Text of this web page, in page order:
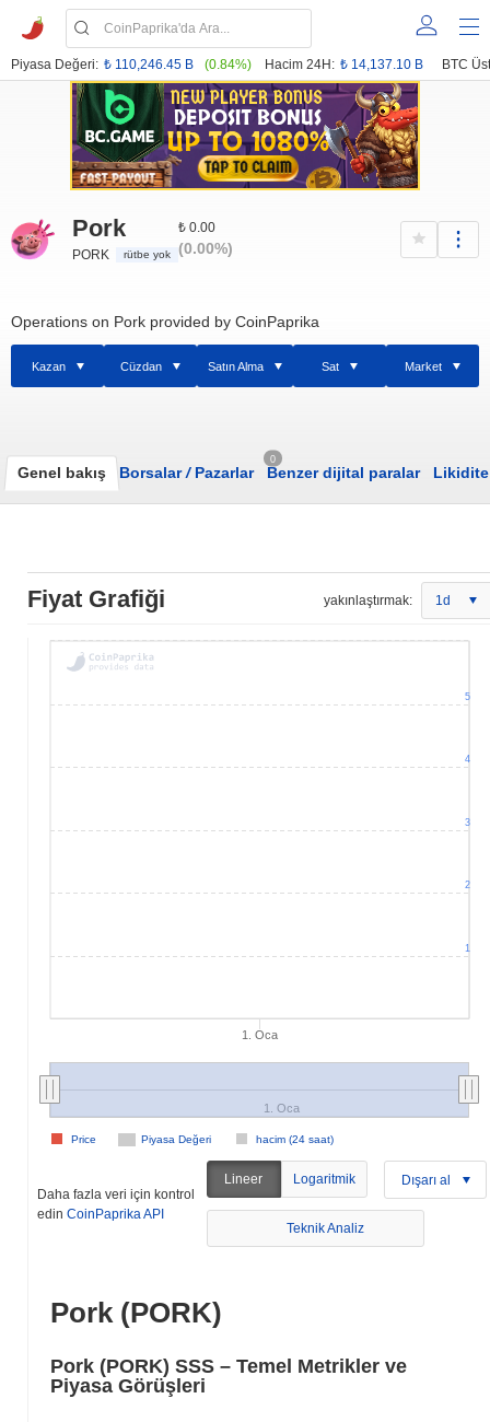
Piyasa Değeri: ₺ 110,246.45 B (0.84%) Hacim 24H: ₺ 14,137.10 B BTC
Pork
PORK rütbe yok
₺ 0.00
(0.00%)
Operations on Pork provided by CoinPaprika
Kazan Cüzdan Satın Alma Sat Market
Genel bakış Borsalar/Pazarlar
0
Benzer dijital paralar Likidite
Fiyat Grafiği yakınlaştırmak: 1d
1. Oca
Piyasa Değeri hacim (24 saat)
Price
1. Oca
1
2
3
4
5
Daha fazla veri için kontrol
edin CoinPaprika API
Lineer Logaritmik Dışarı al
Teknik Analiz
Pork (PORK)
Pork (PORK) SSS – Temel Metrikler ve
Piyasa Görüşleri